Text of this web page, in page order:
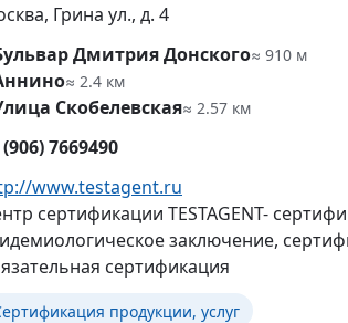
Грина ул., д. 4
Дмитрия Донского≈ 910 м
≈ 2.4 км
Скобелевская≈ 2.57 км
7669490
www.testagent.ru
сертификации TESTAGENT-
заключение,
сертификация
продукции, услуг